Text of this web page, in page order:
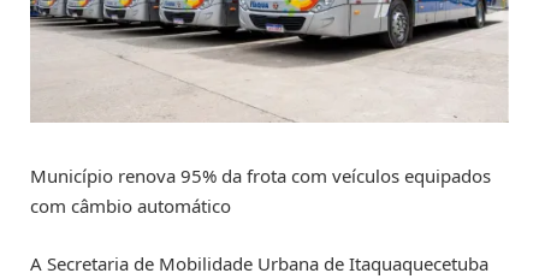
Município renova 95% da frota com veículos equipados
com câmbio automático
A Secretaria de Mobilidade Urbana de Itaquaquecetuba